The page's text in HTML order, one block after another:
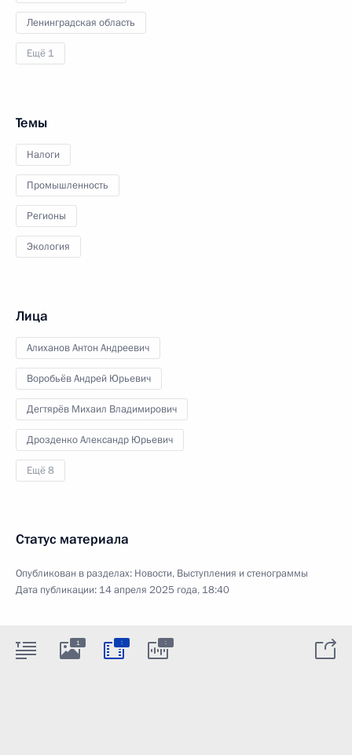
Ленинградская область
Ещё 1
Темы
Налоги
Промышленность
Регионы
Экология
Лица
Алиханов Антон Андреевич
Воробьёв Андрей Юрьевич
Дегтярёв Михаил Владимирович
Дрозденко Александр Юрьевич
Ещё 8
Статус материала
Опубликован в разделах: Новости, Выступления и стенограммы
Дата публикации: 14 апреля 2025 года, 18:40
1 : :